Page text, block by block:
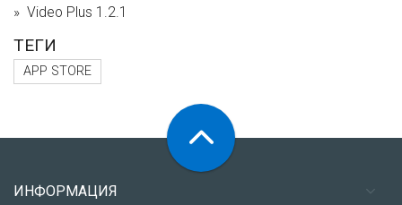
Video Plus 1.2.1
ТЕГИ
APP STORE
ИНФОРМАЦИЯ